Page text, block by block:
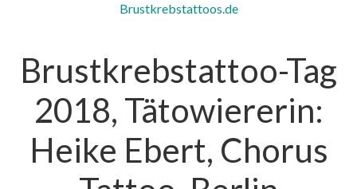
Brustkrebstattoos.de
Brustkrebstattoo-Tag
2018, Tätowiererin:
Heike Ebert, Chorus